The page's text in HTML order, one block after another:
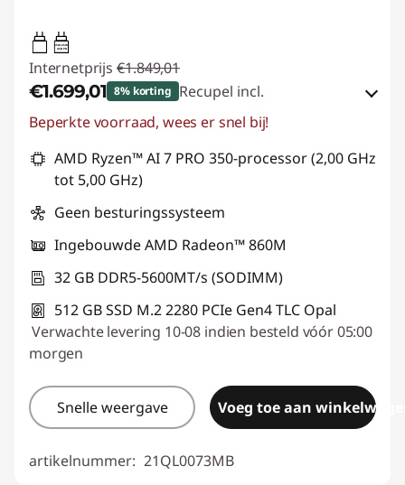
65W-65W
USB PD
Internetprijs €1.849,01
€1.699,01 8% korting Recupel incl.
eCoupon-besparingen :-€150,00
eCoupon gebruiken :THINK-POWER
Beperkte voorraad, wees er snel bij!
AMD Ryzen™ AI 7 PRO 350-processor (2,00 GHz
tot 5,00 GHz)
Geen besturingssysteem
Ingebouwde AMD Radeon™ 860M
32 GB DDR5-5600MT/s (SODIMM)
512 GB SSD M.2 2280 PCIe Gen4 TLC Opal
Verwachte levering 10-08 indien besteld vóór 05:00
morgen
Snelle weergave Voeg toe aan
artikelnummer: 21QL0073MB